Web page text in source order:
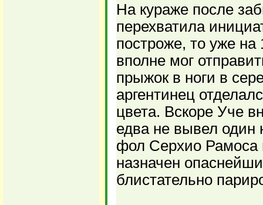
На кураже после
перехватила
построже, то уже на
вполне мог
прыжок в ноги в
аргентинец
цвета. Вскоре Уче
едва не вывел один
фол Серхио Рамоса
назначен
блистательно